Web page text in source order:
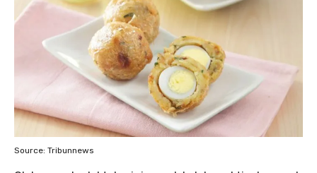
Source: Tribunnews